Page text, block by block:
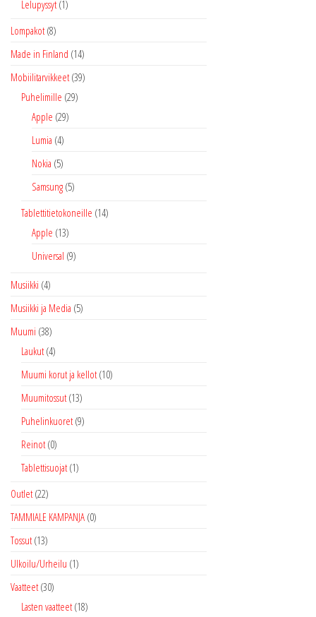
Lelupyssyt (1)
Lompakot (8)
Made in Finland (14)
Mobiilitarvikkeet (39)
Puhelimille (29)
Apple (29)
Lumia (4)
Nokia (5)
Samsung (5)
Tablettitietokoneille (14)
Apple (13)
Universal (9)
Musiikki (4)
Musiikki ja Media (5)
Muumi (38)
Laukut (4)
Muumi korut ja kellot (10)
Muumitossut (13)
Puhelinkuoret (9)
Reinot (0)
Tablettisuojat (1)
Outlet (22)
TAMMIALE KAMPANJA (0)
Tossut (13)
Ulkoilu/Urheilu (1)
Vaatteet (30)
Lasten vaatteet (18)